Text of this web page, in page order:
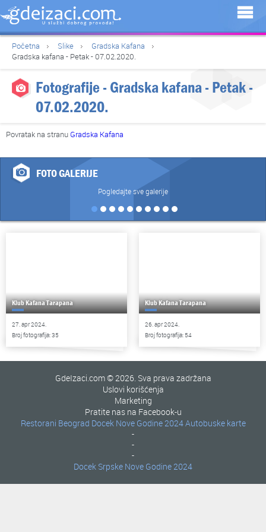
Početna Slike
Gradska Kafana
Gradska kafana - Petak - 07.02.2020.
Fotografije - Gradska kafana - Petak -
07.02.2020.
Povratak na stranu Gradska Kafana
FOTO GALERIJE
Pogledajte sve galerije
Klub Kafana Tarapana
27. apr 2024.
Broj fotografija: 35
Klub Kafana Tarapana
26. apr 2024.
Broj fotografija: 54
GdeIzaci.com © 2026. Sva prava zadržana
Uslovi korišćenja
Marketing
Pratite nas na Facebook-u
Restorani Beograd
-
Docek Nove Godine 2024
-
Autobuske karte
-
Docek Srpske Nove Godine 2024